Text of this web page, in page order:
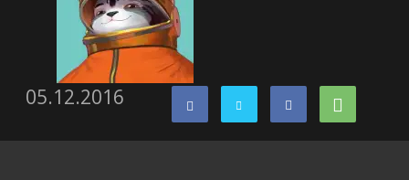
05.12.2016